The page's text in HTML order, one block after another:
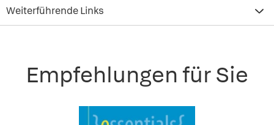
Weiterführende Links
Empfehlungen für Sie